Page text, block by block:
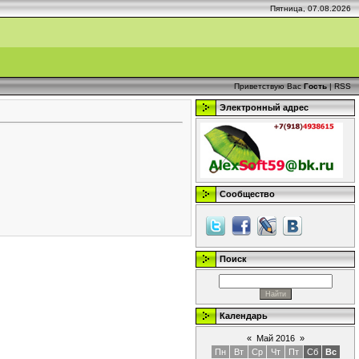
Пятница, 07.08.2026
Приветствую Вас Гость|RSS
Электронный адрес
Сообщество
Поиск
Календарь
« Май 2016 »
Пн
Вт Ср Чт Пт Сб Вс